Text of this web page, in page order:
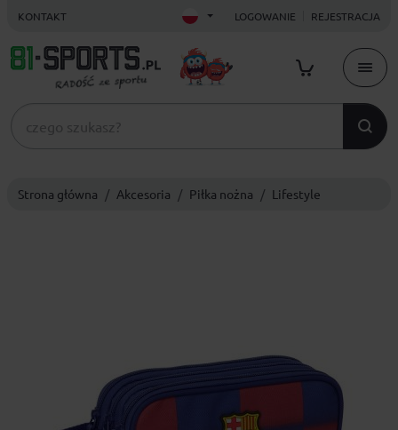
KONTAKT LOGOWANIE REJESTRACJA
Strona główna Akcesoria Piłka nożna Lifestyle